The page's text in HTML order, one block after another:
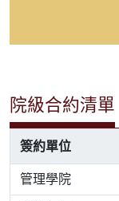
院級合約清單
簽約單位
管理學院